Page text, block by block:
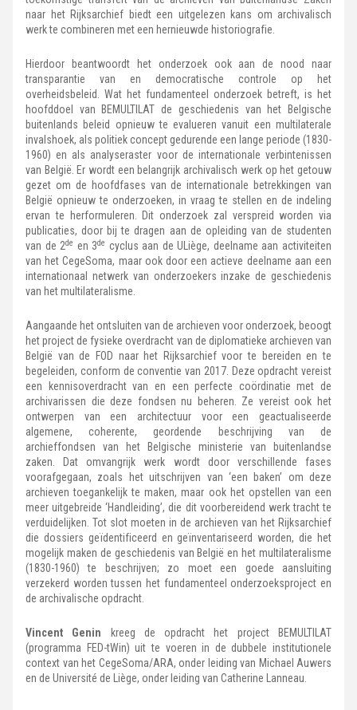
naar het Rijksarchief biedt een uitgelezen kans om archivalisch
werk te combineren met een hernieuwde historiografie.
Hierdoor beantwoordt het onderzoek ook aan de nood naar
transparantie van en democratische controle op het
overheidsbeleid. Wat het fundamenteel onderzoek betreft, is het
hoofddoel van BEMULTILAT de geschiedenis van het Belgische
buitenlands beleid opnieuw te evalueren vanuit een multilaterale
invalshoek, als politiek concept gedurende een lange periode (1830-
1960) en als analyseraster voor de internationale verbintenissen
van België. Er wordt een belangrijk archivalisch werk op het getouw
gezet om de hoofdfases van de internationale betrekkingen van
België opnieuw te onderzoeken, in vraag te stellen en de indeling
ervan te herformuleren. Dit onderzoek zal verspreid worden via
publicaties, door bij te dragen aan de opleiding van de studenten
van de 2de en 3de cyclus aan de ULiège, deelname aan activiteiten
van het CegeSoma, maar ook door een actieve deelname aan een
internationaal netwerk van onderzoekers inzake de geschiedenis
van het multilateralisme.
Aangaande het ontsluiten van de archieven voor onderzoek, beoogt
het project de fysieke overdracht van de diplomatieke archieven van
België van de FOD naar het Rijksarchief voor te bereiden en te
begeleiden, conform de conventie van 2017. Deze opdracht vereist
een kennisoverdracht van en een perfecte coördinatie met de
archivarissen die deze fondsen nu beheren. Ze vereist ook het
ontwerpen van een architectuur voor een geactualiseerde
algemene, coherente, geordende beschrijving van de
archieffondsen van het Belgische ministerie van buitenlandse
zaken. Dat omvangrijk werk wordt door verschillende fases
voorafgegaan, zoals het uitschrijven van ‘een baken’ om deze
archieven toegankelijk te maken, maar ook het opstellen van een
meer uitgebreide ‘Handleiding’, die dit voorbereidend werk tracht te
verduidelijken. Tot slot moeten in de archieven van het Rijksarchief
die dossiers geïdentificeerd en geïnventariseerd worden, die het
mogelijk maken de geschiedenis van België en het multilateralisme
(1830-1960) te beschrijven; zo moet een goede aansluiting
verzekerd worden tussen het fundamenteel onderzoeksproject en
de archivalische opdracht.
Vincent Genin kreeg de opdracht het project BEMULTILAT
(programma FED-tWin) uit te voeren in de dubbele institutionele
context van het CegeSoma/ARA, onder leiding van Michael Auwers
en de Université de Liège, onder leiding van Catherine Lanneau.